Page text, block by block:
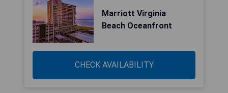
Marriott Virginia
Beach Oceanfront
CHECK AVAILABILITY